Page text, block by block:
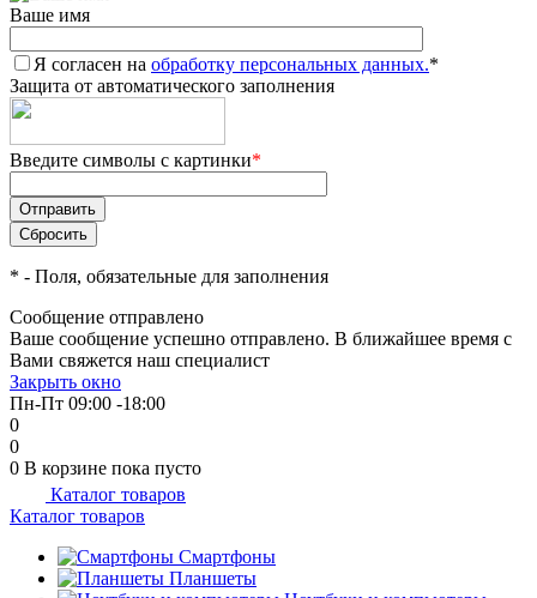
Ваше имя
Я согласен на обработку персональных данных.*
Защита от автоматического заполнения
Введите символы с картинки*
* - Поля, обязательные для заполнения
Сообщение отправлено
Ваше сообщение успешно отправлено. В ближайшее время с
Вами свяжется наш специалист
Закрыть окно
Пн-Пт 09:00 -18:00
0
0
0 В корзине пока пусто
Каталог товаров
Каталог товаров
Смартфоны
Планшеты
Получайте товар
выбранный способом
Оставшиеся75% будут
списыватьсяс вашей карты
по
Подробнее
об оплате Плайтом
недели
plait.ru